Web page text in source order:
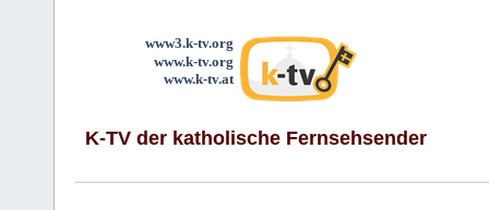
www3.k-tv.org
www.k-tv.org
www.k-tv.at
K-TV der katholische Fernsehsender